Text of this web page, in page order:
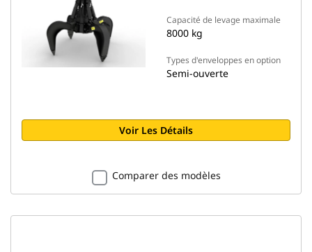
Capacité de levage maximale
8000 kg
Types d'enveloppes en option
Semi-ouverte
Voir Les Détails
Comparer des modèles